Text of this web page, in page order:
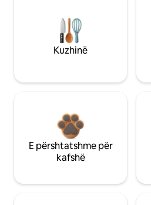
Kuzhinë
E përshtatshme për
kafshë